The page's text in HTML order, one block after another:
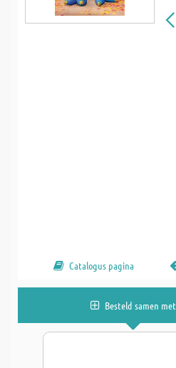
Catalogus pagina
Besteld samen met